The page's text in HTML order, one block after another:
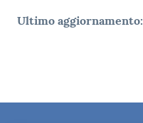
Ultimo aggiornamento: